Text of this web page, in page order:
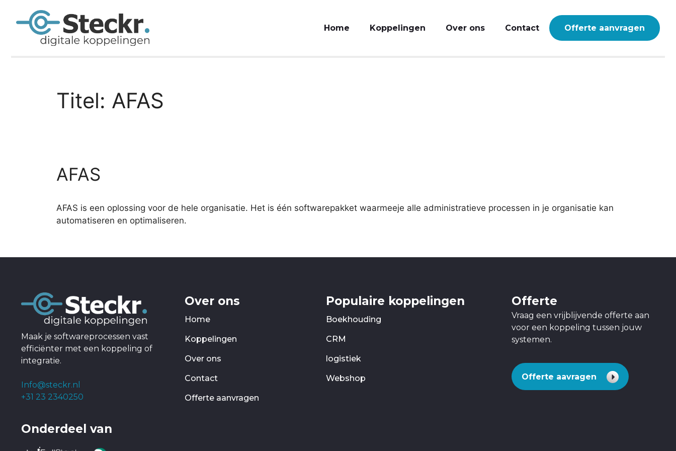
Home Koppelingen Over ons Contact Offerte aanvragen
Titel: AFAS
AFAS
AFAS is een oplossing voor de hele organisatie. Het is één softwarepakket waarmeeje alle administratieve processen in je organisatie kan
automatiseren en optimaliseren.
Maak je softwareprocessen vast
efficiënter met een koppeling of
integratie.
Info@steckr.nl
+31 23 2340250
Onderdeel van
Over ons
Home
Koppelingen
Over ons
Contact
Offerte aanvragen
Populaire koppelingen
Boekhouding
CRM
logistiek
Webshop
Offerte
Vraag een vrijblijvende offerte aan
voor een koppeling tussen jouw
systemen.
Offerte aavragen